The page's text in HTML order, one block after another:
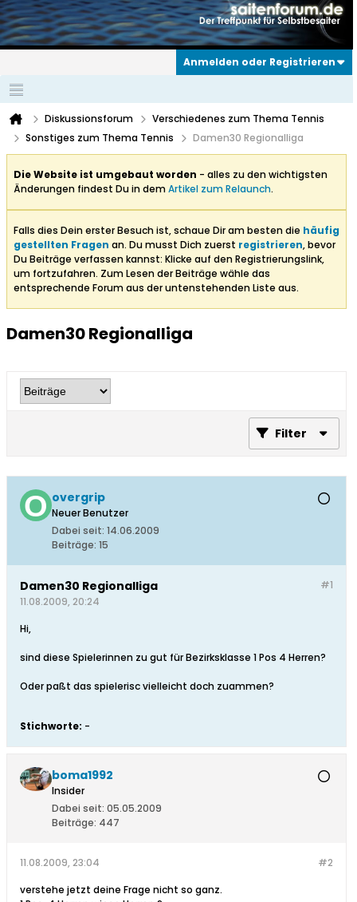
Anmelden oder Registrieren
Diskussionsforum
Verschiedenes zum Thema Tennis
Sonstiges zum Thema Tennis
Damen30 Regionalliga
Die Website ist umgebaut worden - alles zu den wichtigsten
Änderungen findest Du in demArtikel zum Relaunch.
Falls dies Dein erster Besuch ist, schaue Dir am besten die häufig
gestellten Fragen an. Du musst Dich zuerst registrieren, bevor
Du Beiträge verfassen kannst: Klicke auf den Registrierungslink,
um fortzufahren. Zum Lesen der Beiträge wähle das
entsprechende Forum aus der untenstehenden Liste aus.
Damen30 Regionalliga
Filter
overgrip
Neuer Benutzer
Dabei seit: 14.06.2009
Beiträge: 15
#1
Damen30 Regionalliga
11.08.2009, 20:24
Hi,
sind diese Spielerinnen zu gut für Bezirksklasse 1 Pos 4 Herren?
Oder paßt das spielerisc vielleicht doch zuammen?
Stichworte: -
boma1992
Insider
Dabei seit: 05.05.2009
Beiträge: 447
#2
11.08.2009, 23:04
verstehe jetzt deine Frage nicht so ganz.